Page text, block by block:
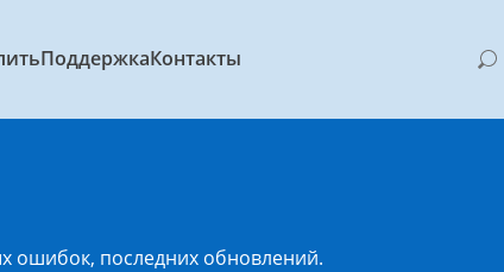
ПоддержкаКонтакты
ошибок, последних обновлений.